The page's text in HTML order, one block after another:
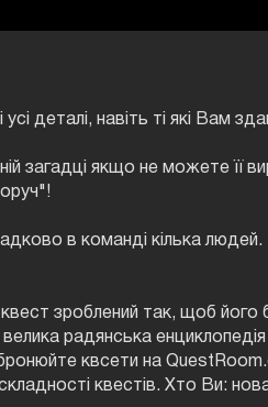
деталі, навіть ті які Вам
загадці якщо не можете її
в команді кілька
зроблений так, щоб
радянська енциклопедія
квсети на
складності квестів. Хто Ви: